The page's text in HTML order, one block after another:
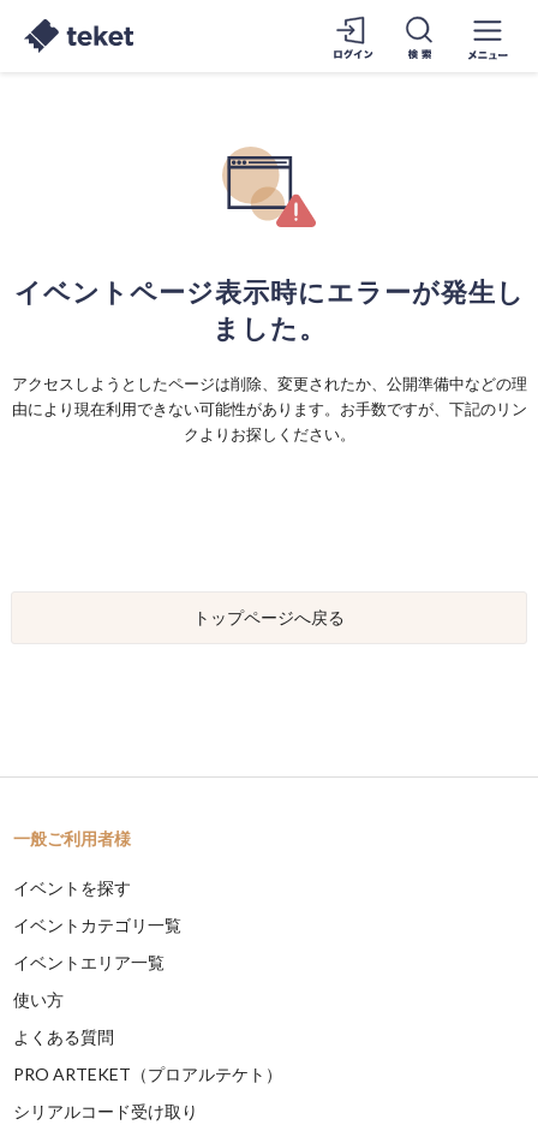
イベントページ表示時にエラーが発生し
ました。
アクセスしようとしたページは削除、変更されたか、公開準備中などの理
由により現在利用できない可能性があります。お手数ですが、下記のリン
クよりお探しください。
トップページへ戻る
一般ご利用者様
イベントを探す
イベントカテゴリ一覧
イベントエリア一覧
使い方
よくある質問
PRO ARTEKET（プロアルテケト）
シリアルコード受け取り